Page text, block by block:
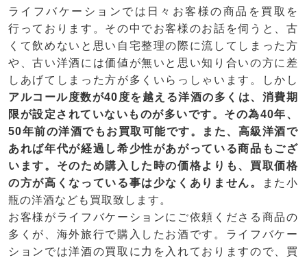
ライフバケーションでは日々お客様の商品を買取を
行っております。その中でお客様のお話を伺うと、古
くて飲めないと思い自宅整理の際に流してしまった方
や、古い洋酒には価値が無いと思い知り合いの方に差
しあげてしまった方が多くいらっしゃいます。しかし
アルコール度数が40度を越える洋酒の多くは、消費期
限が設定されていないものが多いです。その為40年、
50年前の洋酒でもお買取可能です。また、高級洋酒で
あれば年代が経過し希少性があがっている商品もござ
います。そのため購入した時の価格よりも、買取価格
の方が高くなっている事は少なくありません。
また小
瓶の洋酒なども買取致します。
お客様がライフバケーションにご依頼くださる商品の
多くが、海外旅行で購入したお酒です。ライフバケー
ションでは洋酒の買取に力を入れておりますので、買